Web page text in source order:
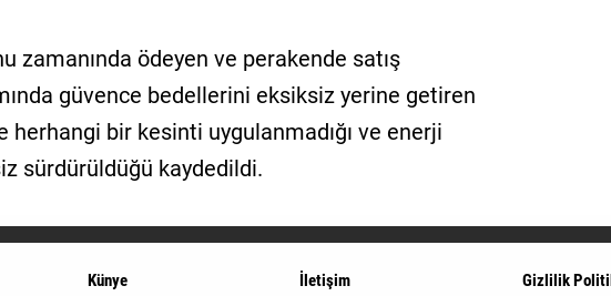
zamanında ödeyen ve perakende satış
güvence bedellerini eksiksiz yerine getiren
bir kesinti uygulanmadığı ve enerji
sürdürüldüğü kaydedildi.
Künye İletişim Gizlilik